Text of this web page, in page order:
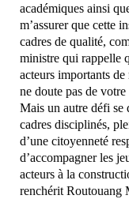
académiques ainsi
m’assurer que cette
cadres de qualité,
ministre qui rappelle
acteurs importants
ne doute pas de
Mais un autre défi se
cadres disciplinés,
d’une citoyenneté
d’accompagner les
acteurs à la
renchérit Routouang